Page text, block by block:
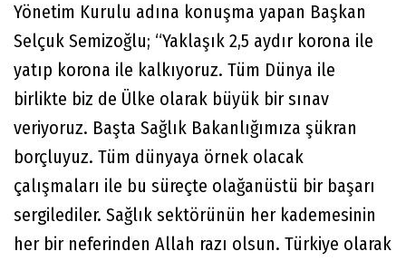
Yönetim Kurulu adına konuşma yapan Başkan
Selçuk Semizoğlu; “Yaklaşık 2,5 aydır korona ile
yatıp korona ile kalkıyoruz. Tüm Dünya ile
birlikte biz de Ülke olarak büyük bir sınav
veriyoruz. Başta Sağlık Bakanlığımıza şükran
borçluyuz. Tüm dünyaya örnek olacak
çalışmaları ile bu süreçte olağanüstü bir başarı
sergilediler. Sağlık sektörünün her kademesinin
her bir neferinden Allah razı olsun. Türkiye olarak